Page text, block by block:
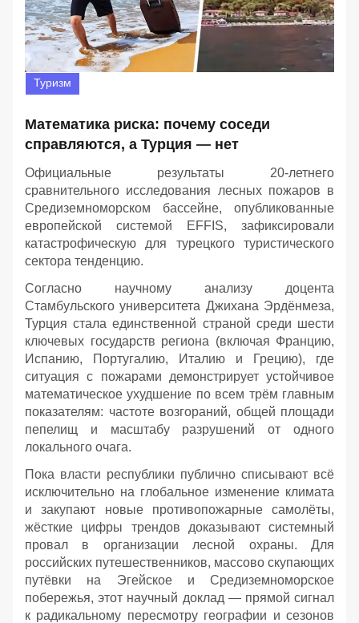
Туризм
Математика риска: почему соседи
справляются, а Турция — нет
Официальные результаты 20-летнего
сравнительного исследования лесных пожаров в
Средиземноморском бассейне, опубликованные
европейской системой EFFIS, зафиксировали
катастрофическую для турецкого туристического
сектора тенденцию.
Согласно научному анализу доцента
Стамбульского университета Джихана Эрдёнмеза,
Турция стала единственной страной среди шести
ключевых государств региона (включая Францию,
Испанию, Португалию, Италию и Грецию), где
ситуация с пожарами демонстрирует устойчивое
математическое ухудшение по всем трём главным
показателям: частоте возгораний, общей площади
пепелищ и масштабу разрушений от одного
локального очага.
Пока власти республики публично списывают всё
исключительно на глобальное изменение климата
и закупают новые противопожарные самолёты,
жёсткие цифры трендов доказывают системный
провал в организации лесной охраны. Для
российских путешественников, массово скупающих
путёвки на Эгейское и Средиземноморское
побережья, этот научный доклад — прямой сигнал
к радикальному пересмотру географии и сезонов